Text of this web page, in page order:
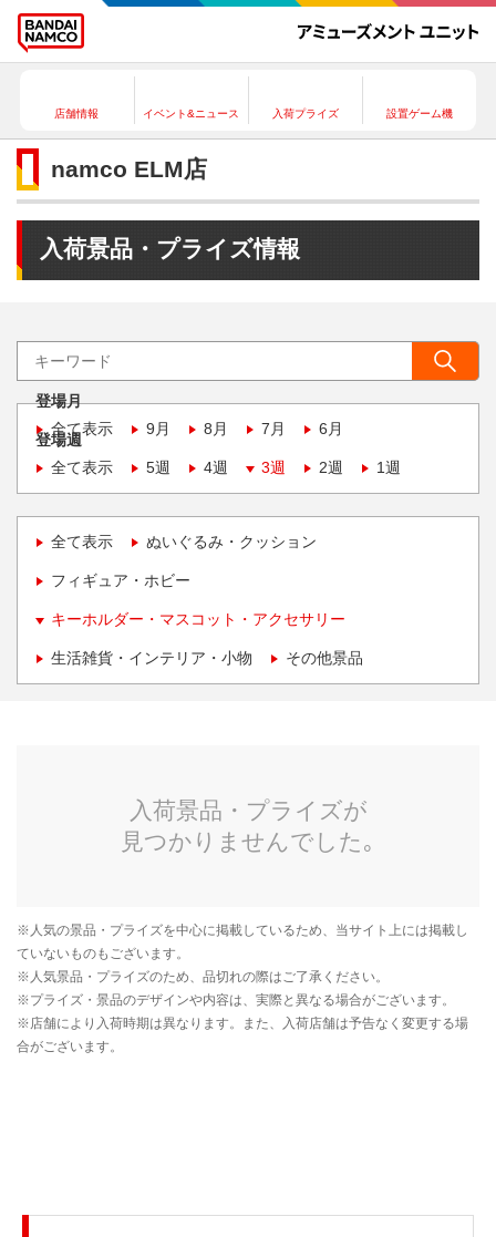
店舗情報 イベント&ニュース 入荷プライズ 設置ゲーム機
namco ELM店
入荷景品・プライズ情報
登場月
全て表示
9月 8月 7月 6月
登場週
全て表示
5週 4週 3週 2週 1週
全て表示 ぬいぐるみ・クッション
フィギュア・ホビー
キーホルダー・マスコット・アクセサリー
生活雑貨・インテリア・小物 その他景品